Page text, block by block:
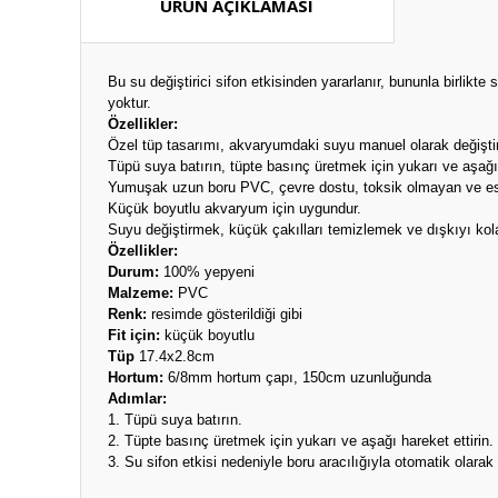
ÜRÜN AÇIKLAMASI
Bu su değiştirici sifon etkisinden yararlanır, bununla birlikte
yoktur.
Özellikler:
Özel tüp tasarımı, akvaryumdaki suyu manuel olarak
Tüpü suya batırın, tüpte basınç üretmek için yukarı ve
Yumuşak uzun boru PVC, çevre dostu, toksik olmayan ve
Küçük boyutlu akvaryum için uygundur.
Suyu değiştirmek, küçük çakılları temizlemek ve dışkıyı
Özellikler:
Durum: 100% yepyeni
Malzeme: PVC
Renk: resimde gösterildiği gibi
Fit için: küçük boyutlu
Tüp 17.4x2.8cm
Hortum: 6/8mm hortum çapı, 150cm uzunluğunda
Adımlar:
1. Tüpü suya batırın.
2. Tüpte basınç üretmek için yukarı ve aşağı hareket ettirin.
3. Su sifon etkisi nedeniyle boru aracılığıyla otomatik olarak